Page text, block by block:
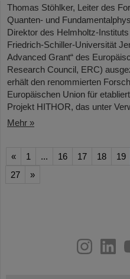
Thomas Stöhlker, Leiter des
Quanten- und
Direktor des Helmholtz-
Friedrich-Schiller-Universität
Advanced Grant“ des
Research Council, ERC)
erhält den renommierten
Europäischen Union für
Projekt HITHOR, das unter
Mehr »
« 1 ... 16 17 18 19
27
»
youtube
helmholtz.social